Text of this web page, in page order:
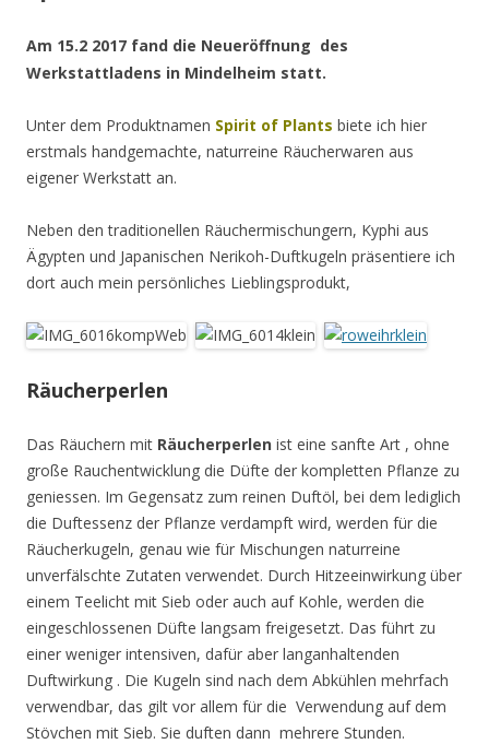
Am 15.2 2017 fand die Neueröffnung des
Werkstattladens in Mindelheim statt.
Unter dem Produktnamen Spirit of Plants biete ich hier
erstmals handgemachte, naturreine Räucherwaren aus
eigener Werkstatt an.
Neben den traditionellen Räuchermischungern, Kyphi aus
Ägypten und Japanischen Nerikoh-Duftkugeln präsentiere ich
dort auch mein persönliches Lieblingsprodukt,
Räucherperlen
Das Räuchern mit Räucherperlen ist eine sanfte Art , ohne
große Rauchentwicklung die Düfte der kompletten Pflanze zu
geniessen. Im Gegensatz zum reinen Duftöl, bei dem lediglich
die Duftessenz der Pflanze verdampft wird, werden für die
Räucherkugeln, genau wie für Mischungen naturreine
unverfälschte Zutaten verwendet. Durch Hitzeeinwirkung über
einem Teelicht mit Sieb oder auch auf Kohle, werden die
eingeschlossenen Düfte langsam freigesetzt. Das führt zu
einer weniger intensiven, dafür aber langanhaltenden
Duftwirkung . Die Kugeln sind nach dem Abkühlen mehrfach
verwendbar, das gilt vor allem für die Verwendung auf dem
Stövchen mit Sieb. Sie duften dann mehrere Stunden.